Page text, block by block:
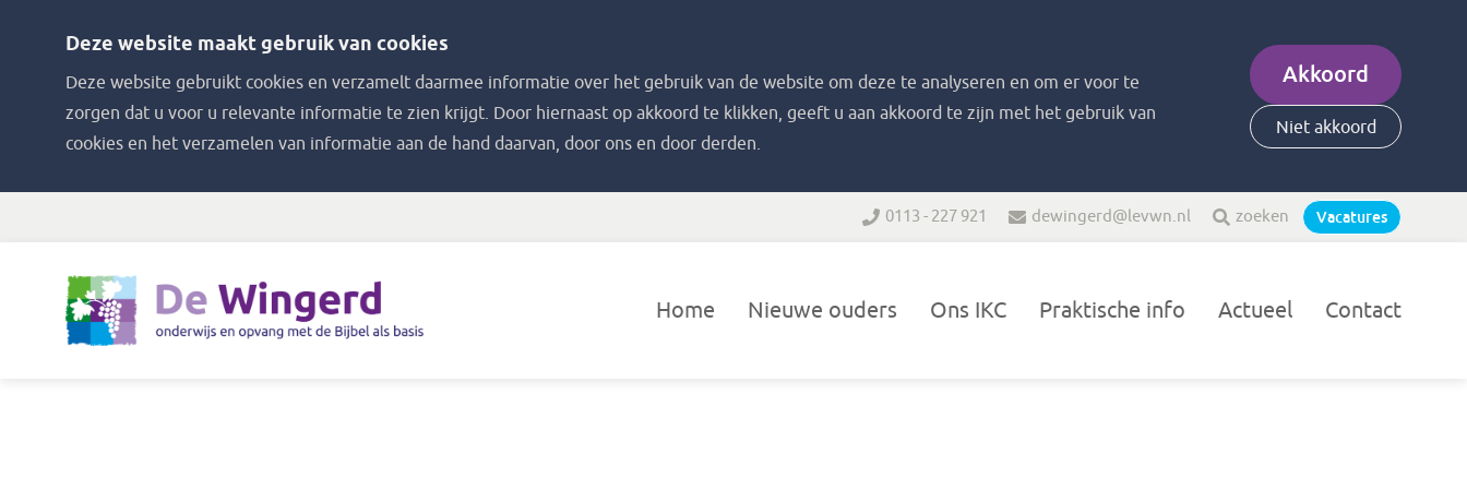
Deze website maakt gebruik van cookies
Deze website gebruikt cookies en verzamelt daarmee informatie over het gebruik van de website om deze te analyseren en om er voor te
zorgen dat u voor u relevante informatie te zien krijgt. Door hiernaast op akkoord te klikken, geeft u aan akkoord te zijn met het gebruik van
cookies en het verzamelen van informatie aan de hand daarvan, door ons en door derden.
Akkoord
Niet akkoord
0113 - 227 921 dewingerd@levwn.nl zoeken Vacatures
Home Nieuwe ouders Ons IKC Praktische info Actueel Contact